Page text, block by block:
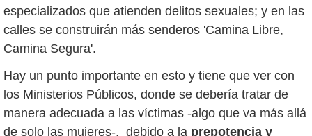
especializados que atienden delitos sexuales; y en las
calles se construirán más senderos 'Camina Libre,
Camina Segura'.
Hay un punto importante en esto y tiene que ver con
los Ministerios Públicos, donde se debería tratar de
manera adecuada a las víctimas -algo que va más allá
de solo las mujeres-, debido a la prepotencia y